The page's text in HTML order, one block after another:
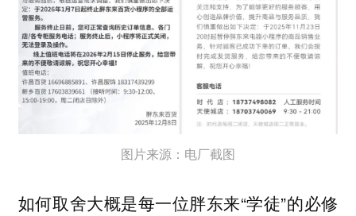
图片来源：电厂截图
如何取舍大概是每一位胖东来“学徒”的必修